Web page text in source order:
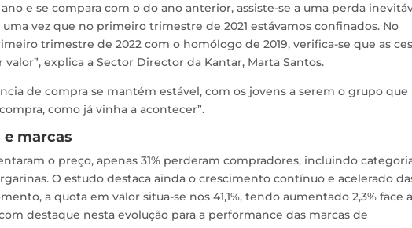
e se compara com o do ano anterior, assiste-se a uma perda
vez que no primeiro trimestre de 2021 estávamos confinados. No
trimestre de 2022 com o homólogo de 2019, verifica-se que as
explica a Sector Director da Kantar, Marta Santos.
de compra se mantém estável, com os jovens a serem o grupo que
como já vinha a acontecer”.
marcas
o preço, apenas 31% perderam compradores, incluindo
O estudo destaca ainda o crescimento contínuo e acelerado
a quota em valor situa-se nos 41,1%, tendo aumentado 2,3% face a
destaque nesta evolução para a performance das marcas de